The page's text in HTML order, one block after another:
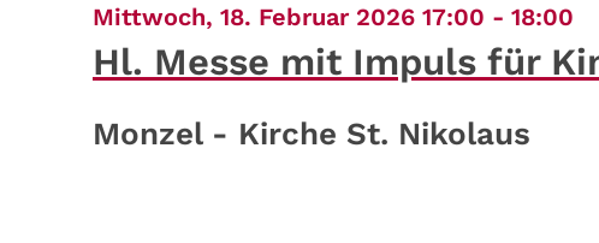
Mittwoch, 18. Februar 2026 17:00 - 18:00
Hl. Messe mit Impuls für
Monzel - Kirche St. Nikolaus